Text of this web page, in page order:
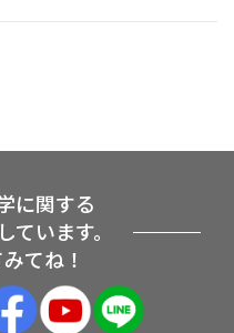
に関する
います。
てね！